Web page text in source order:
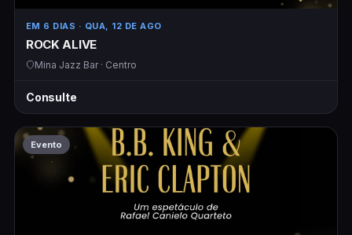
EM 6 DIAS · QUA, 12 DE AGO
ROCK ALIVE
Mina Jazz Bar · Centro
Consulte
Evento